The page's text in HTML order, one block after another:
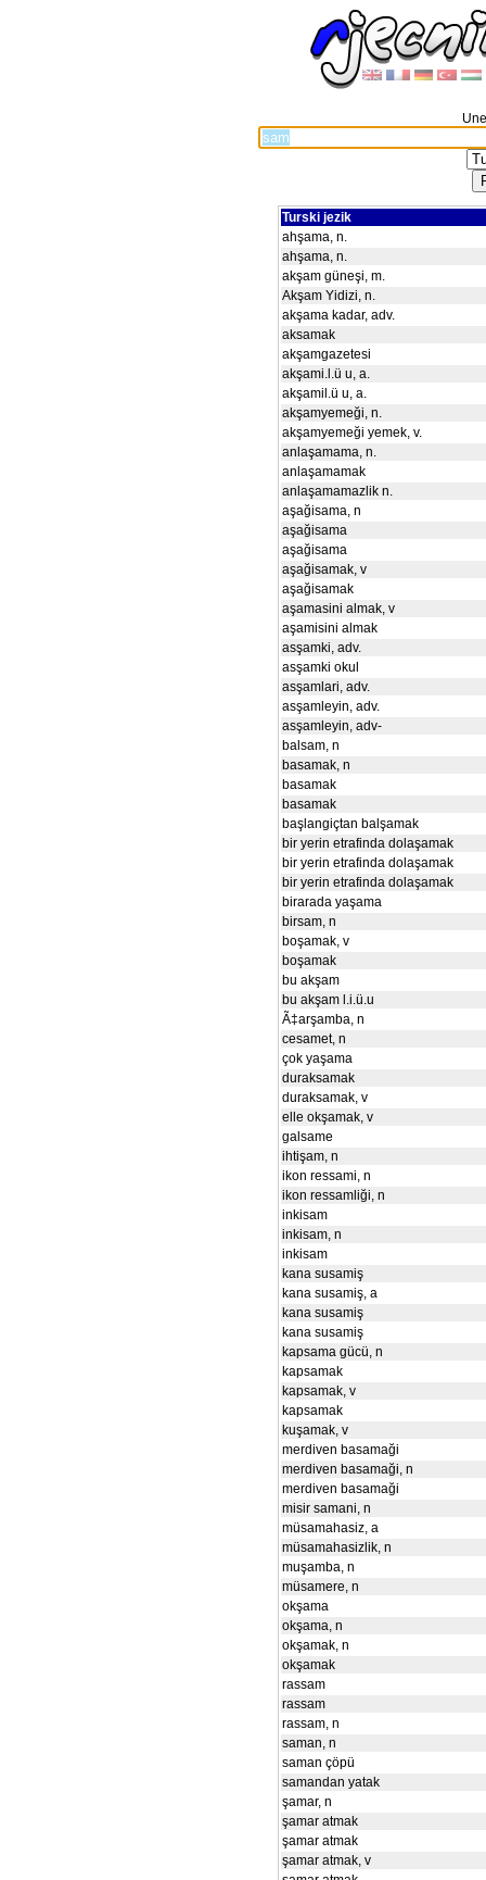
Turski jezik
ahşama, n.
ahşama, n.
akşam güneşi, m.
Akşam Yidizi, n.
akşama kadar, adv.
aksamak
akşamgazetesi
akşami.l.ü u, a.
akşamil.ü u, a.
akşamyemeği, n.
akşamyemeği yemek, v.
anlaşamama, n.
anlaşamamak
anlaşamamazlik n.
aşağisama, n
aşağisama
aşağisama
aşağisamak, v
aşağisamak
aşamasini almak, v
aşamisini almak
asşamki, adv.
asşamki okul
asşamlari, adv.
asşamleyin, adv.
asşamleyin, adv-
balsam, n
basamak, n
basamak
basamak
başlangiçtan balşamak
bir yerin etrafinda dolaşamak
bir yerin etrafinda dolaşamak
bir yerin etrafinda dolaşamak
birarada yaşama
birsam, n
boşamak, v
boşamak
bu akşam
bu akşam l.i.ü.u
Ã‡arşamba, n
cesamet, n
çok yaşama
duraksamak
duraksamak, v
elle okşamak, v
galsame
ihtişam, n
ikon ressami, n
ikon ressamliği, n
inkisam
inkisam, n
inkisam
kana susamiş
kana susamiş, a
kana susamiş
kana susamiş
kapsama gücü, n
kapsamak
kapsamak, v
kapsamak
kuşamak, v
merdiven basamaği
merdiven basamaği, n
merdiven basamaği
misir samani, n
müsamahasiz, a
müsamahasizlik, n
muşamba, n
müsamere, n
okşama
okşama, n
okşamak, n
okşamak
rassam
rassam
rassam, n
saman, n
saman çöpü
samandan yatak
şamar, n
şamar atmak
şamar atmak
şamar atmak, v